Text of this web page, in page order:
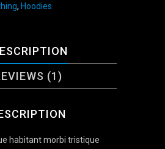
, Hoodies
(1)
habitant morbi tristique